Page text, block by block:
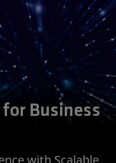
Business
with Scalable